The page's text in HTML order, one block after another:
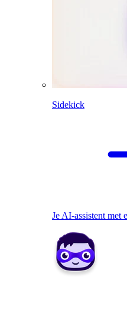
Sidekick
Je AI-assistent met